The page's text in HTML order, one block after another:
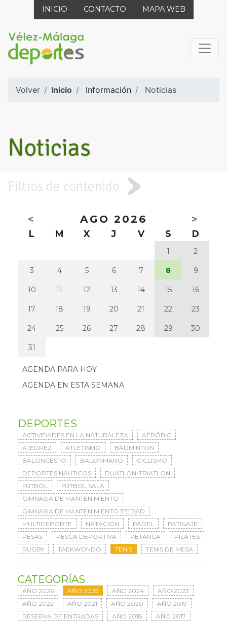
INICIO CONTACTO MAPA WEB
Volver Inicio Información Noticias
Noticias
Filtros de contenido
< AGO 2026 >
L M X J V S D
1 2
3 4 5 6 7 8 9
10 11 12 13 14 15 16
17 18 19 20 21 22 23
24 25 26 27 28 29 30
31
AGENDA PARA HOY
AGENDA EN ESTA SEMANA
DEPORTES
ACTIVIDADES EN LA NATURALEZA
AERÓBIC
AJEDREZ
ATLETISMO
BÁDMINTON
BALONCESTO
BALONMANO
CICLISMO
DEPORTES NÁUTICOS
DUATLON-TRIATLON
FÚTBOL
FÚTBOL SALA
GIMNASIA DE MANTENIMIENTO
GIMNASIA DE MANTENIMIENTO 3ªEDAD
MULTIDEPORTE
NATACIÓN PÁDEL
PATINAJE
PESAS
PESCA DEPORTIVA PETANCA
PILATES
RUGBY
TAEKWONDO TENIS TENIS DE MESA
CATEGORÍAS
AÑO 2026 AÑO 2025 AÑO 2024
AÑO 2023
AÑO 2022
AÑO 2021 AÑO 2020
AÑO 2019
RESERVA DE ENTRADAS
AÑO 2018
AÑO 2017